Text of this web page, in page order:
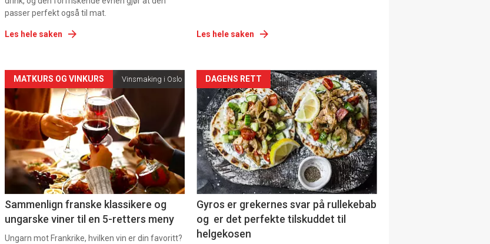
passer perfekt også til mat.
Les hele saken Les hele saken
Forsiden
akkurat
nå
-
5
MATKURS OG VINKURS Vinsmaking i Oslo
Sammenlign franske klassikere og
ungarske viner til en 5-retters meny
Ungarn mot Frankrike, hvilken vin er din favoritt?
Forsiden
akkurat
nå
-
6
DAGENS RETT
Gyros er grekernes svar på rullekebab
og er det perfekte tilskuddet til
helgekosen